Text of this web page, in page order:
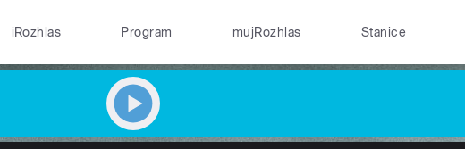
iRozhlas Program mujRozhlas Stanice